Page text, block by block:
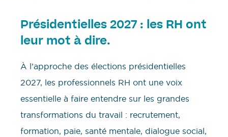
Présidentielles 2027 : les RH ont
leur mot à dire.
À l’approche des élections présidentielles
2027, les professionnels RH ont une voix
essentielle à faire entendre sur les grandes
transformations du travail : recrutement,
formation, paie, santé mentale, dialogue social,